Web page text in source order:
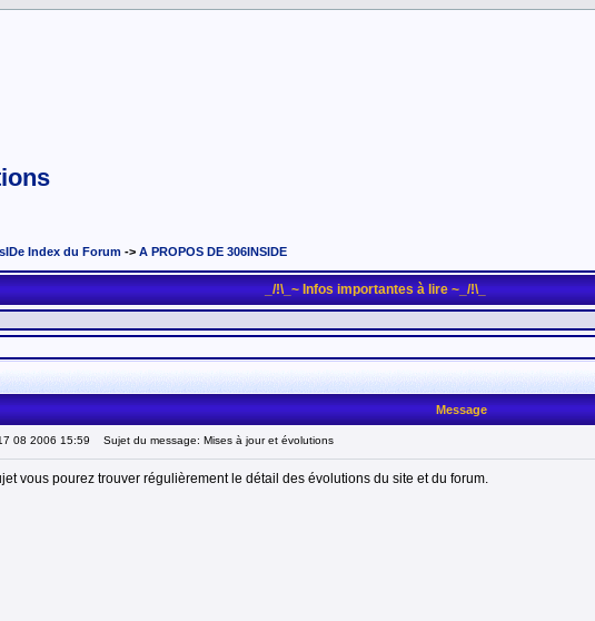
Index du Forum -> A PROPOS DE 306INSIDE
_/!\_~ Infos importantes à lire ~_/!\_
Message
08 2006 15:59 Sujet du message: Mises à jour et évolutions
vous pourez trouver régulièrement le détail des évolutions du site et du forum.